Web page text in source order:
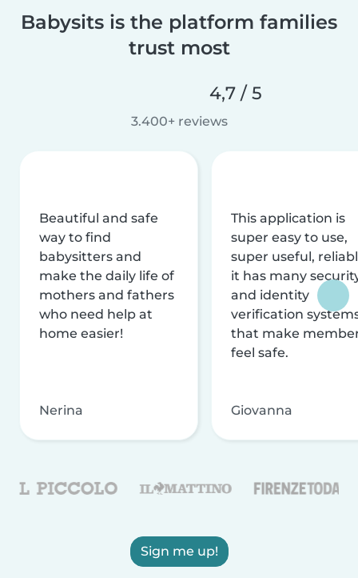
Babysits is the platform families
trust most
4,7 / 5
3.400+ reviews
Beautiful and safe
way to find
babysitters and
make the daily life of
mothers and fathers
who need help at
home easier!
Nerina
This application is
super easy to use,
super useful,
it has many
and identity
verification
that make
feel safe.
Giovanna
Sign me up!